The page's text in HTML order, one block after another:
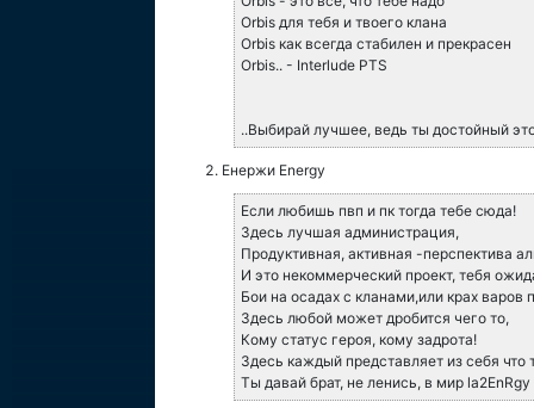
Orbis для тебя и твоего клана
Orbis как всегда стабилен и прекрасен
Orbis.. - Interlude PTS
..Выбирай лучшее, ведь ты достойный
Енержи Energy
Если любишь пвп и пк тогда тебе сюда!
Здесь лучшая администрация,
Продуктивная, активная -перспектива
И это некоммерческий проект, тебя
Бои на осадах с кланами,или крах варов
Здесь любой может дробится чего то,
Кому статус героя, кому задрота!
Здесь каждый представляет из себя что
Ты давай брат, не ленись, в мир la2EnRgy